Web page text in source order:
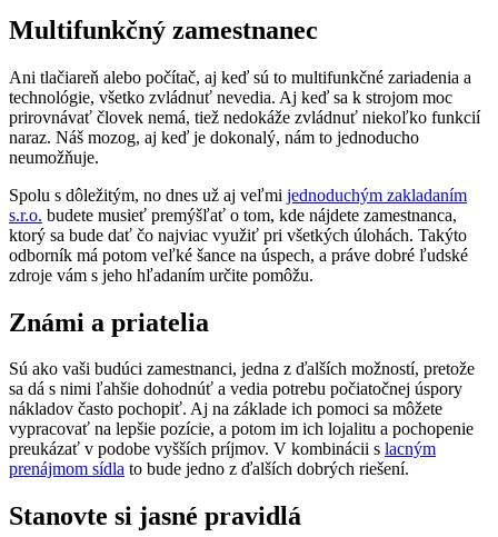
Multifunkčný zamestnanec
Ani tlačiareň alebo počítač, aj keď sú to multifunkčné zariadenia a
technológie, všetko zvládnuť nevedia. Aj keď sa k strojom moc
prirovnávať človek nemá, tiež nedokáže zvládnuť niekoľko funkcií
naraz. Náš mozog, aj keď je dokonalý, nám to jednoducho
neumožňuje.
Spolu s dôležitým, no dnes už aj veľmi jednoduchým zakladaním
s.r.o. budete musieť premýšľať o tom, kde nájdete zamestnanca,
ktorý sa bude dať čo najviac využiť pri všetkých úlohách. Takýto
odborník má potom veľké šance na úspech, a práve dobré ľudské
zdroje vám s jeho hľadaním určite pomôžu.
Známi a priatelia
Sú ako vaši budúci zamestnanci, jedna z ďalších možností, pretože
sa dá s nimi ľahšie dohodnúť a vedia potrebu počiatočnej úspory
nákladov často pochopiť. Aj na základe ich pomoci sa môžete
vypracovať na lepšie pozície, a potom im ich lojalitu a pochopenie
preukázať v podobe vyšších príjmov. V kombinácii s lacným
prenájmom sídla to bude jedno z ďalších dobrých riešení.
Stanovte si jasné pravidlá